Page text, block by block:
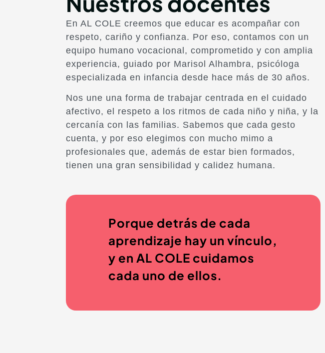
En AL COLE creemos que educar es acompañar con
respeto, cariño y confianza. Por eso, contamos con un
equipo humano vocacional, comprometido y con amplia
experiencia, guiado por Marisol Alhambra, psicóloga
especializada en infancia desde hace más de 30 años.
Nos une una forma de trabajar centrada en el cuidado
afectivo, el respeto a los ritmos de cada niño y niña, y la
cercanía con las familias. Sabemos que cada gesto
cuenta, y por eso elegimos con mucho mimo a
profesionales que, además de estar bien formados,
tienen una gran sensibilidad y calidez humana.
Porque detrás de cada
aprendizaje hay un vínculo,
y en AL COLE cuidamos
cada uno de ellos.